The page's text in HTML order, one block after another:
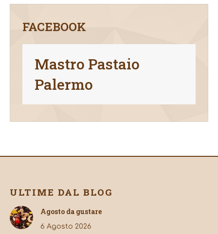
FACEBOOK
Mastro Pastaio
Palermo
ULTIME DAL BLOG
Agosto da gustare
6 Agosto 2026